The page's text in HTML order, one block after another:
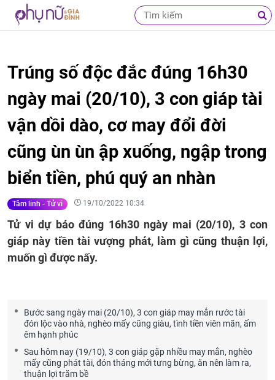
Trúng số độc đắc đúng 16h30
ngày mai (20/10), 3 con giáp tài
vận dồi dào, cơ may đổi đời
cũng ùn ùn ập xuống, ngập trong
biển tiền, phú quý an nhàn
Tâm linh - Tử vi 19/10/2022 10:34
Tử vi dự báo đúng 16h30 ngày mai (20/10), 3 con
giáp này tiền tài vượng phát, làm gì cũng thuận lợi,
muốn gì được nấy.
Bước sang ngày mai (20/10), 3 con giáp may mắn rước tài
đón lộc vào nhà, nghèo mấy cũng giàu, tình tiền viên mãn, ấm
êm hạnh phúc
Sau hôm nay (19/10), 3 con giáp gặp nhiều may mắn, nghèo
mấy cũng phát tài, đón tháng mới tưng bừng, ăn nên làm ra,
thuận lợi trăm bề